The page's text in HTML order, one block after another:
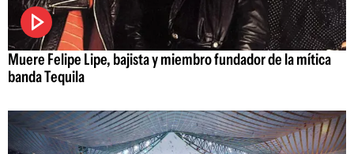
Muere Felipe Lipe, bajista y miembro fundador de la mítica
banda Tequila